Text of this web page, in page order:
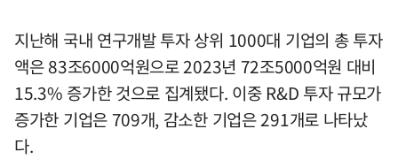
지난해 국내 연구개발 투자 상위 1000대 기업의 총 투자
액은 83조6000억원으로 2023년 72조5000억원 대비
15.3% 증가한 것으로 집계됐다. 이중 R&D 투자 규모가
증가한 기업은 709개, 감소한 기업은 291개로 나타났
다.